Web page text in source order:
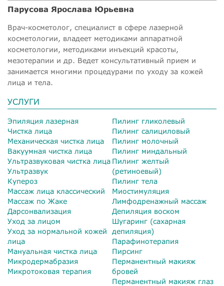
Парусова Ярослава Юрьевна
Врач-косметолог, специалист в сфере лазерной
косметологии, владеет методиками аппаратной
косметологии, методиками инъекций красоты,
мезотерапии и др. Ведет консультативный прием и
занимается многими процедурами по уходу за кожей
лица и тела.
УСЛУГИ
Эпиляция лазерная
Чистка лица
Механическая чистка лица
Вакуумная чистка лица
Ультразвуковая чистка лица
Ультразвук
Купероз
Массаж лица классический
Массаж по Жаке
Дарсонвализация
Уход за лицом
Уход за нормальной кожей
лица
Мануальная чистка лица
Микродермабразия
Микротоковая терапия
Пилинг гликолевый
Пилинг салициловый
Пилинг молочный
Пилинг миндальный
Пилинг желтый
(ретиноевый)
Пилинг тела
Миостимуляция
Лимфодренажный массаж
Депиляция воском
Шугаринг (сахарная
депиляция)
Парафинотерапия
Пирсинг
Перманентный макияж
бровей
Перманентный макияж глаз